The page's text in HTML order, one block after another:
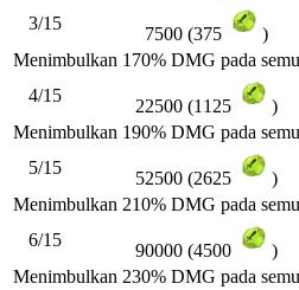
3/15
7500 (375 )
Menimbulkan 170% DMG pada
4/15
22500 (1125 )
Menimbulkan 190% DMG pada
5/15
52500 (2625 )
Menimbulkan 210% DMG pada
6/15
90000 (4500 )
Menimbulkan 230% DMG pada